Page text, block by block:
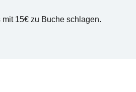
15€ zu Buche schlagen.